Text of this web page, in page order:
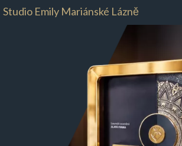
Studio Emily Mariánské Lázně